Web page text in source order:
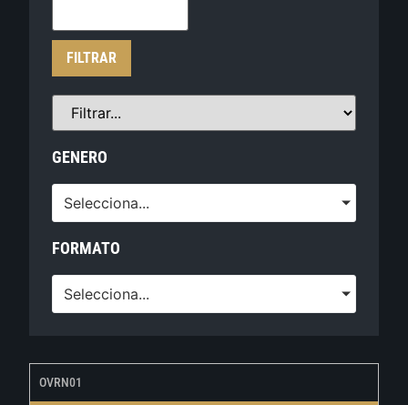
FILTRAR
GENERO
Selecciona...
FORMATO
Selecciona...
OVRN01